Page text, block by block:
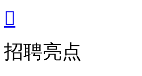

招聘亮点